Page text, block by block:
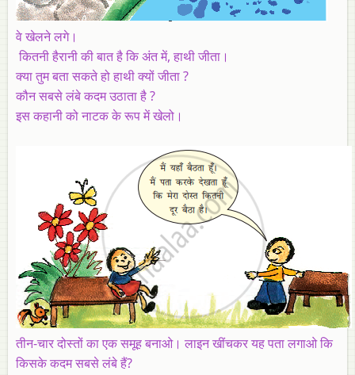
वे खेलने लगे।
कितनी हैरानी की बात है कि अंत में, हाथी जीता।
क्या तुम बता सकते हो हाथी क्यों जीता ?
कौन सबसे लंबे कदम उठाता है ?
इस कहानी को नाटक के रूप में खेलो।
तीन-चार दोस्तों का एक समूह बनाओ। लाइन खींचकर यह पता लगाओ कि
किसके कदम सबसे लंबे हैं?